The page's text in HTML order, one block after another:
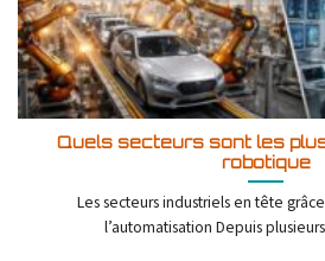
Quels secteurs sont les
robotique
Les secteurs industriels en tête
l’automatisation Depuis